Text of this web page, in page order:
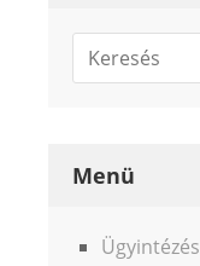
Menü
Ügyintézés